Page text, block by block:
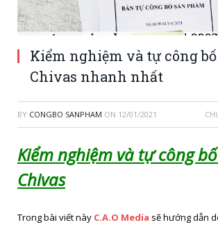
Kiểm nghiệm và tự công
Chivas nhanh nhất
BY CONGBO SANPHAM ON 12/01/2021
Kiểm nghiệm và tự công
Chivas
Trong bài viết này C.A.O Media sẽ hướng dẫn